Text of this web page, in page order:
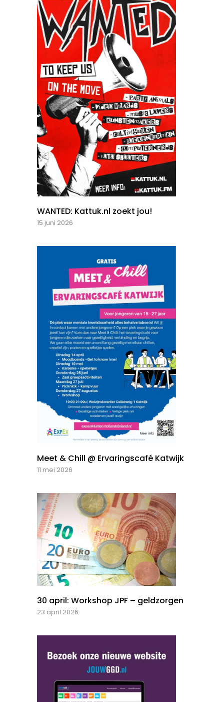
WANTED: Kattuk.nl zoekt jou!
15 juni 2026
Meet & Chill @ Ervaringscafé Katwijk
11 mei 2026
30 april: Workshop JPF – geldzorgen
23 april 2026